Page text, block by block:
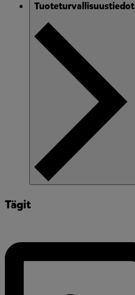
Tuoteturvallisuustiedot
Tägit